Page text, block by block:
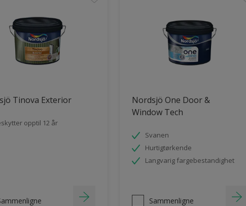
Tinova Exterior
opptil 12 år
Nordsjö One Door &
Window Tech
Svanen
Hurtigtørkende
Langvarig fargebestandighet
Sammenligne